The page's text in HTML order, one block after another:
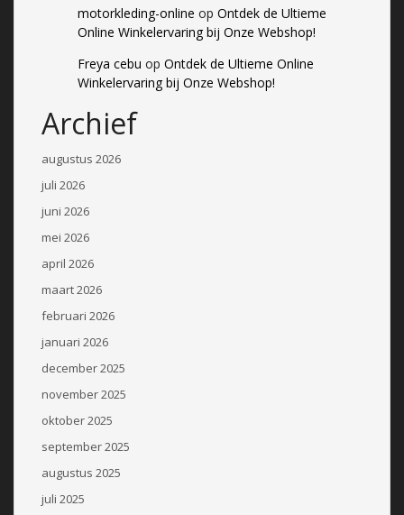
motorkleding-online op Ontdek de Ultieme
Online Winkelervaring bij Onze Webshop!
Freya cebu op Ontdek de Ultieme Online
Winkelervaring bij Onze Webshop!
Archief
augustus 2026
juli 2026
juni 2026
mei 2026
april 2026
maart 2026
februari 2026
januari 2026
december 2025
november 2025
oktober 2025
september 2025
augustus 2025
juli 2025